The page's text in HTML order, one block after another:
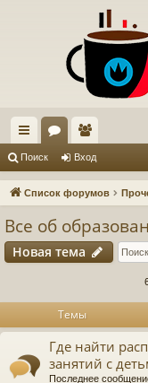
с
ы ум
ол
ьз
ат
ел
Поиск Вход
Список форумов
Все об
Новая тема
Темы
Где найти
занятий с
Последнее